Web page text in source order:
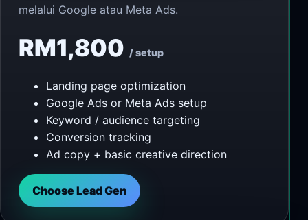
melalui Google atau Meta Ads.
RM1,800 / setup
Landing page optimization
Google Ads or Meta Ads setup
Keyword / audience targeting
Conversion tracking
Ad copy + basic creative direction
Choose Lead Gen